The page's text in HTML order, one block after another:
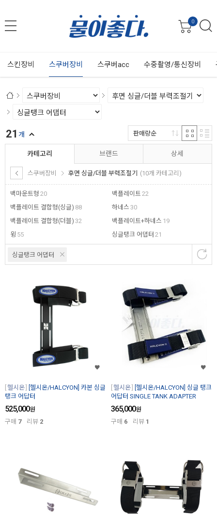
0
스킨장비 스쿠버장비 스쿠버acc 수중촬영/통신장비
카테고리
스쿠버장비 후면 싱글/더블 부력조절기 (10개 카테고리)
백마운트형 20
백플레이트 결합형(싱글) 88
백플레이트 결합형(더블) 32
윙 55
백플레이트 22
하네스 30
백플레이트+하네스 19
싱글탱크 어댑터 21
브랜드 상세
싱글탱크 어댑터
21 개 판매량순
헬시온
[헬시온/HALCYON] 카본 싱글
탱크 어답터
525,000원
구매 7 리뷰 2
헬시온
[헬시온/HALCYON] 싱글 탱크
어답터 SINGLE TANK ADAPTER
365,000원
구매 6 리뷰 1